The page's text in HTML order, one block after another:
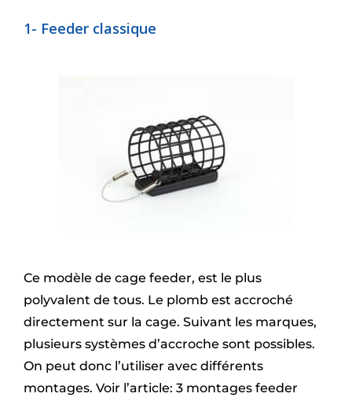
1- Feeder classique
Ce modèle de cage feeder, est le plus
polyvalent de tous. Le plomb est accroché
directement sur la cage. Suivant les marques,
plusieurs systèmes d’accroche sont possibles.
On peut donc l’utiliser avec différents
montages. Voir l’article: 3 montages feeder